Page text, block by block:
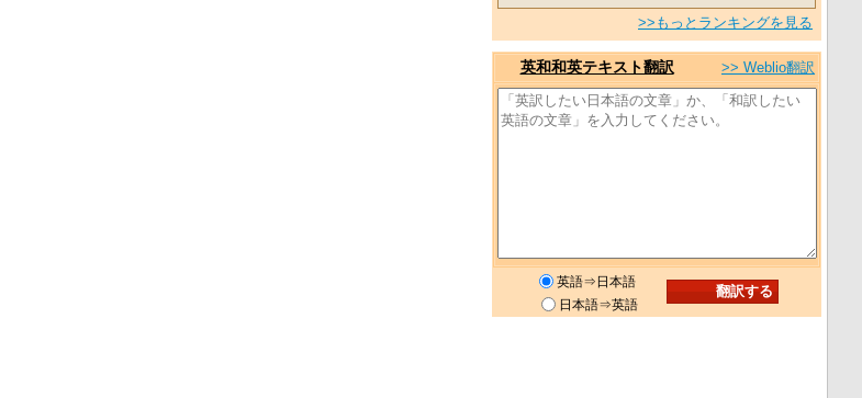
>>もっとランキングを見る
英和和英テキスト翻訳 >> Weblio翻訳
英語⇒日本語
日本語⇒英語